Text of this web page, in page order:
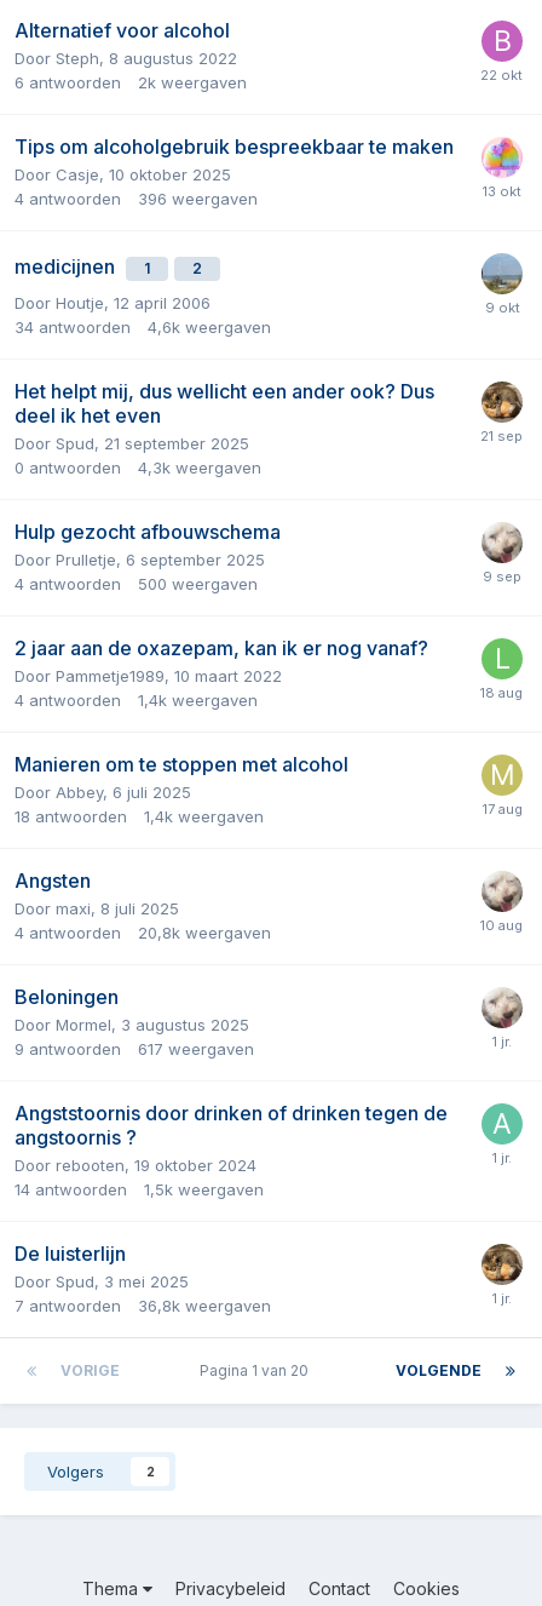
Alternatief voor alcohol
Door Steph, 8 augustus 2022
6 antwoorden 2k weergaven
Tips om alcoholgebruik bespreekbaar te maken
Door Casje, 10 oktober 2025
4 antwoorden 396 weergaven
medicijnen 1 2
Door Houtje, 12 april 2006
34 antwoorden 4,6k weergaven
Het helpt mij, dus wellicht een ander ook? Dus
deel ik het even
Door Spud, 21 september 2025
0 antwoorden 4,3k weergaven
Hulp gezocht afbouwschema
Door Prulletje, 6 september 2025
4 antwoorden 500 weergaven
2 jaar aan de oxazepam, kan ik er nog vanaf?
Door Pammetje1989, 10 maart 2022
4 antwoorden 1,4k weergaven
Manieren om te stoppen met alcohol
Door Abbey, 6 juli 2025
18 antwoorden 1,4k weergaven
Angsten
Door maxi, 8 juli 2025
4 antwoorden 20,8k weergaven
Beloningen
Door Mormel, 3 augustus 2025
9 antwoorden 617 weergaven
Angststoornis door drinken of drinken tegen de
angstoornis ?
Door rebooten, 19 oktober 2024
14 antwoorden 1,5k weergaven
De luisterlijn
Door Spud, 3 mei 2025
7 antwoorden 36,8k weergaven
VORIGE VOLGENDE
Pagina 1 van 20
Volgers 2
Thema Privacybeleid Contact Cookies